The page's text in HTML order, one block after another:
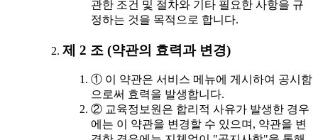
관한 조건 및 절차와 기타 필요한 사항을 규
정하는 것을 목적으로 합니다.
제 2 조 (약관의 효력과 변경)
① 이 약관은 서비스 메뉴에 게시하여 공시함
으로써 효력을 발생합니다.
② 교육정보원은 합리적 사유가 발생한 경우
에는 이 약관을 변경할 수 있으며, 약관을 변